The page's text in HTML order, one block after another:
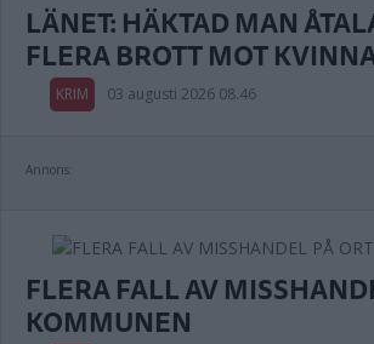
LÄNET: HÄKTAD MAN
FLERA BROTT MOT
KRIM 03 augusti 2026 08.46
Annons:
FLERA FALL AV
KOMMUNEN